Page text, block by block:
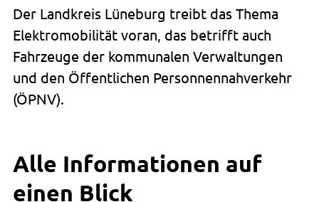
Der Landkreis Lüneburg treibt das Thema
Elektromobilität voran, das betrifft auch
Fahrzeuge der kommunalen Verwaltungen
und den Öffentlichen Personnennahverkehr
(ÖPNV).
Alle Informationen auf
einen Blick